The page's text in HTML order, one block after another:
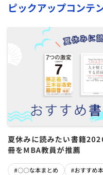
ピックアップコンテ
夏休みに読みたい書籍
冊をMBA教員が推薦
#〇〇な本まとめ #おすすめ本